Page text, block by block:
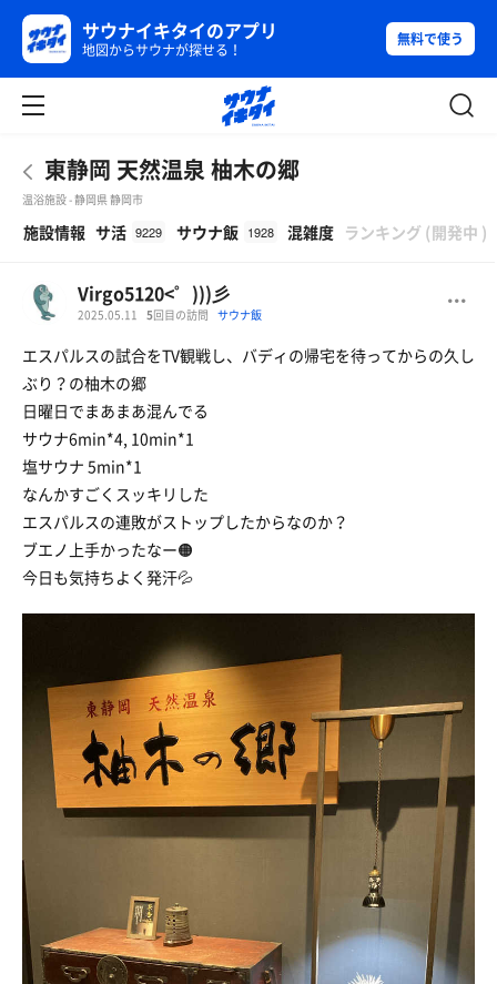
サウナイキタイのアプリ
地図からサウナが探せる！
無料で使う
東静岡 天然温泉 柚木の郷
温浴施設 - 静岡県 静岡市
施設情報 サ活 9229 サウナ飯 1928 混雑度 ランキング (開発中 )
Virgo5120<゜)))彡
2025.05.11 5回目の訪問 サウナ飯
エスパルスの試合をTV観戦し、バディの帰宅を待ってからの久し
ぶり？の柚木の郷
日曜日でまあまあ混んでる
サウナ6min*4, 10min*1
塩サウナ 5min*1
なんかすごくスッキリした
エスパルスの連敗がストップしたからなのか？
ブエノ上手かったなー🟠
今日も気持ちよく発汗💦